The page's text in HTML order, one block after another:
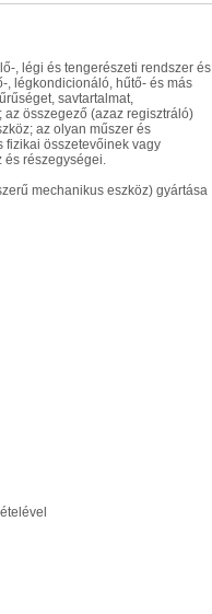
, légi és tengerészeti rendszer és
, légkondicionáló, hűtő- és más
savtartalmat,
összegező (azaz regisztráló)
az olyan műszer és
fizikai összetevőinek vagy
és részegységei.
mechanikus eszköz) gyártása